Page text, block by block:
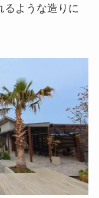
るような造りに